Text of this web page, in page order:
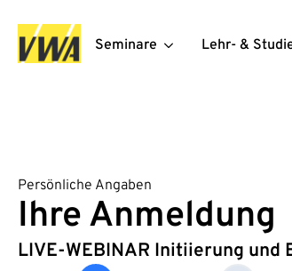
Seminare Lehr- &
Persönliche Angaben
Ihre Anmeldung
LIVE-WEBINAR Initiierung